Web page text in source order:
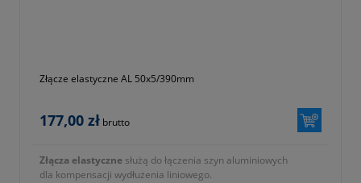
Złącze elastyczne AL 50x5/390mm
177,00 zł brutto
Złącza elastyczne służą do łączenia szyn aluminiowych
dla kompensacji wydłużenia liniowego.